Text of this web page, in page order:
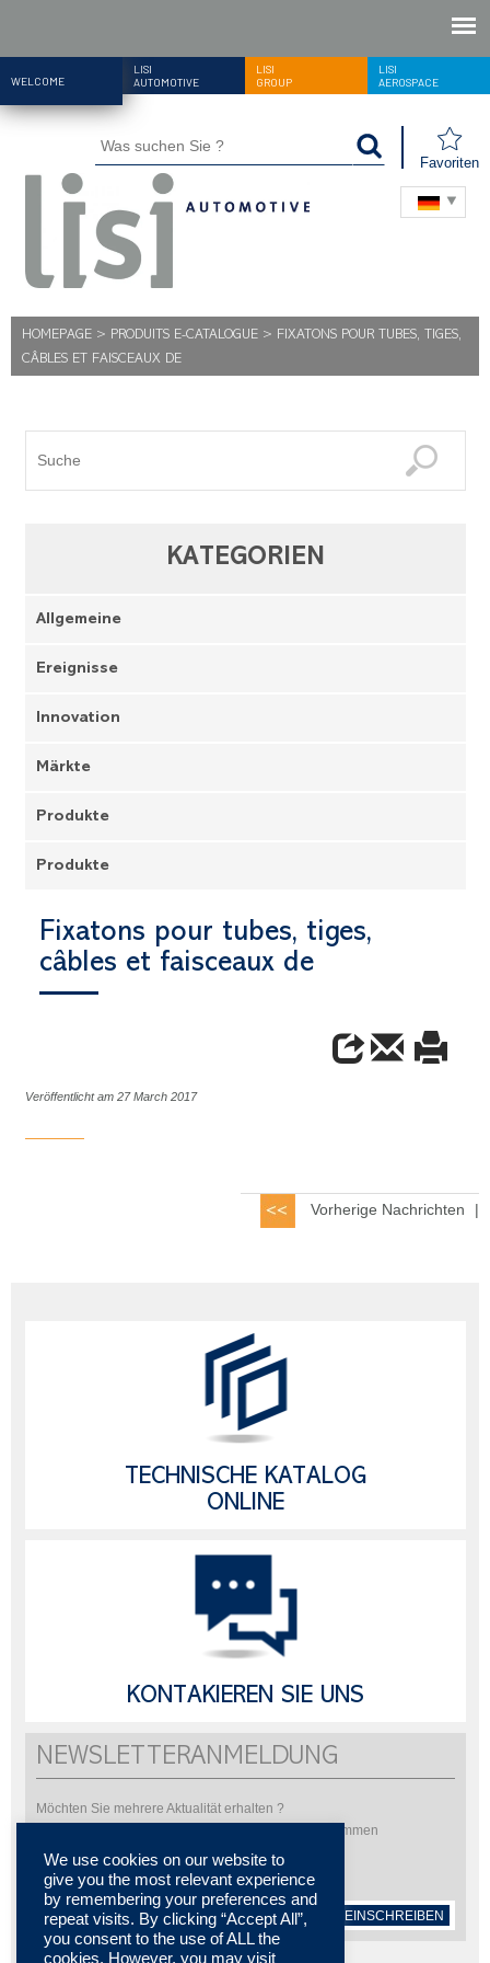
WELCOME
LISI
AUTOMOTIVE
LISI
GROUP
LISI
AEROSPACE
Favoriten
HOMEPAGE > PRODUITS E-CATALOGUE > FIXATONS POUR TUBES, TIGES,
CÂBLES ET FAISCEAUX DE
KATEGORIEN
Allgemeine
Ereignisse
Innovation
Märkte
Produkte
Produkte
Fixatons pour tubes, tiges,
câbles et faisceaux de
Veröffentlicht am 27 March 2017
Vorherige Nachrichten |
TECHNISCHE KATALOG
ONLINE
KONTAKIEREN SIE UNS
NEWSLETTERANMELDUNG
Möchten Sie mehrere Aktualität erhalten ?
Bitte abonnieren Sie um unsere Newsletter zu bekommen
EINSCHREIBEN
We use cookies on our website to
give you the most relevant experience
by remembering your preferences and
repeat visits. By clicking “Accept All”,
you consent to the use of ALL the
cookies. However, you may visit